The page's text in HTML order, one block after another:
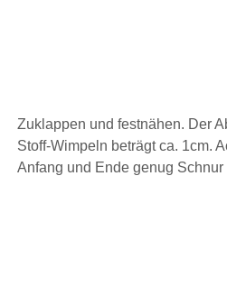
Zuklappen und festnähen. Der
Stoff-Wimpeln beträgt ca. 1cm.
Anfang und Ende genug